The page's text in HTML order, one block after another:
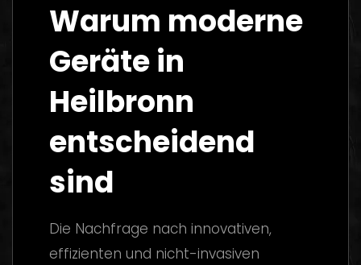
Warum moderne
Geräte in
Heilbronn
entscheidend
sind
Die Nachfrage nach innovativen,
effizienten und nicht-invasiven